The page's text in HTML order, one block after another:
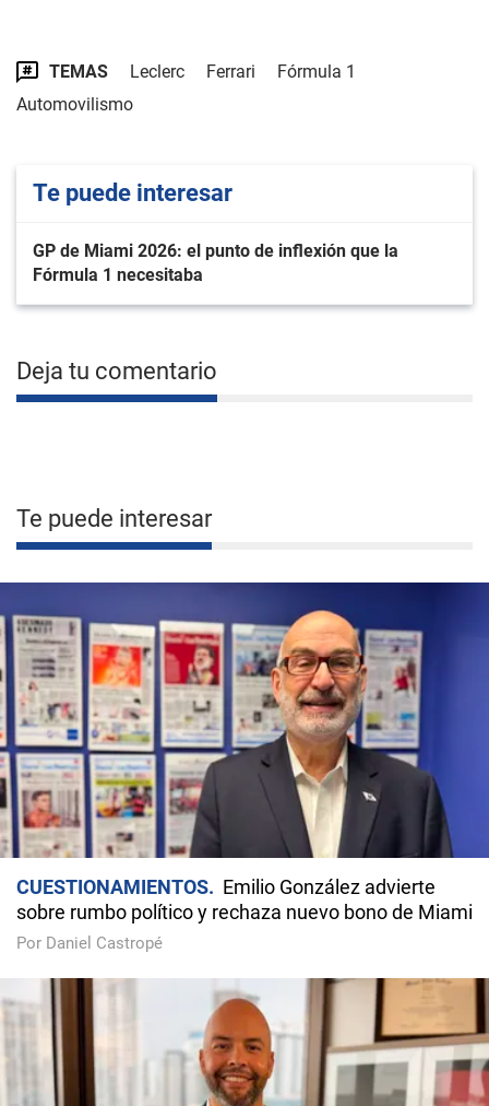
TEMAS Leclerc Ferrari
Fórmula 1
Automovilismo
Te puede interesar
GP de Miami 2026: el punto de inflexión que la
Fórmula 1 necesitaba
Deja tu comentario
Te puede interesar
CUESTIONAMIENTOS
Emilio González advierte
sobre rumbo político y rechaza nuevo bono de Miami
Por Daniel Castropé